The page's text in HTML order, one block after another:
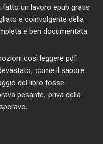
fatto un lavoro epub gratis
e coinvolgente della
e ben documentata.
così leggere pdf
come il sapore
del libro fosse
pesante, priva della